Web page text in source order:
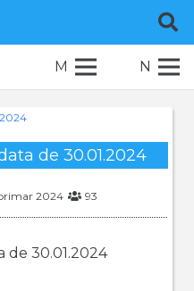
M N
de 30.01.2024
2024 93
de 30.01.2024